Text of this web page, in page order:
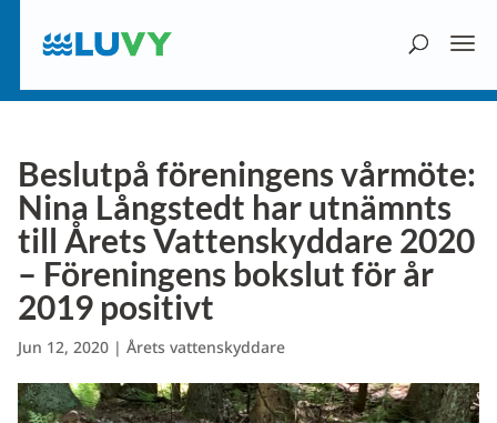
Beslutpå föreningens vårmöte:
Nina Långstedt har utnämnts
till Årets Vattenskyddare 2020
– Föreningens bokslut för år
2019 positivt
Jun 12, 2020| Årets vattenskyddare